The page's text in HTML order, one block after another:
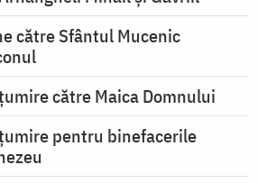
către Sfântul Mucenic
către Maica Domnului
pentru binefacerile